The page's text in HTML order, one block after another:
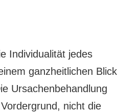
Individualität jedes
ganzheitlichen Blick
Ursachenbehandlung
nicht die